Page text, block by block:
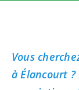
Vous
à Élancourt